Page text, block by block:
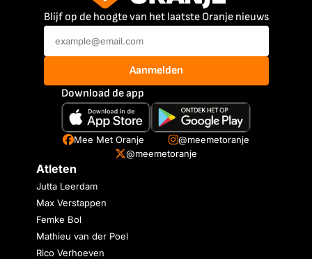
Blijf op de hoogte van het laatste Oranje nieuws
Aanmelden
Download de app
Mee Met Oranje
@meemetoranje
@meemetoranje
Atleten
Jutta Leerdam
Max Verstappen
Femke Bol
Mathieu van der Poel
Rico Verhoeven